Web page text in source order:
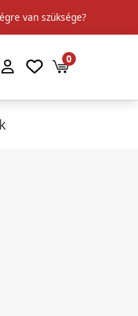
van szüksége?
0